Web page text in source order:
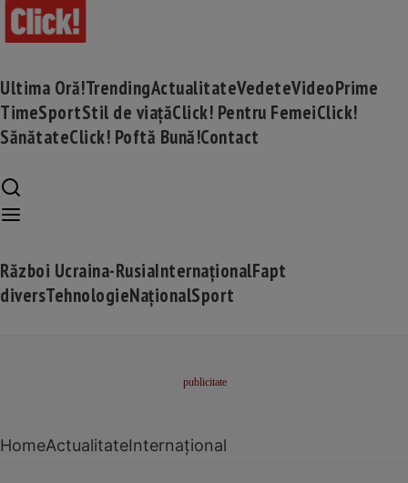
Ultima Oră!TrendingActualitateVedeteVideoPrime
TimeSportStil de viațăClick! Pentru FemeiClick!
SănătateClick! Poftă Bună!Contact
Război Ucraina-RusiaInternaționalFapt
diversTehnologieNaționalSport
HomeActualitateInternațional